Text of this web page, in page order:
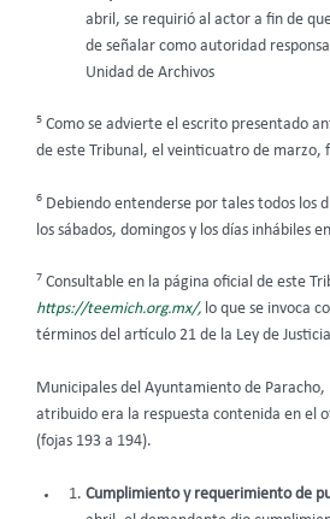
abril, se requirió al actor a fin de
de señalar como autoridad
Unidad de Archivos
5 Como se advierte el escrito presentado
de este Tribunal, el veinticuatro de marzo,
6 Debiendo entenderse por tales todos los
los sábados, domingos y los días inhábiles
7 Consultable en la página oficial de este
https://teemich.org.mx/, lo que se invoca
términos del artículo 21 de la Ley de
Municipales del Ayuntamiento de
atribuido era la respuesta contenida en el
(fojas 193 a 194).
Cumplimiento y requerimiento de